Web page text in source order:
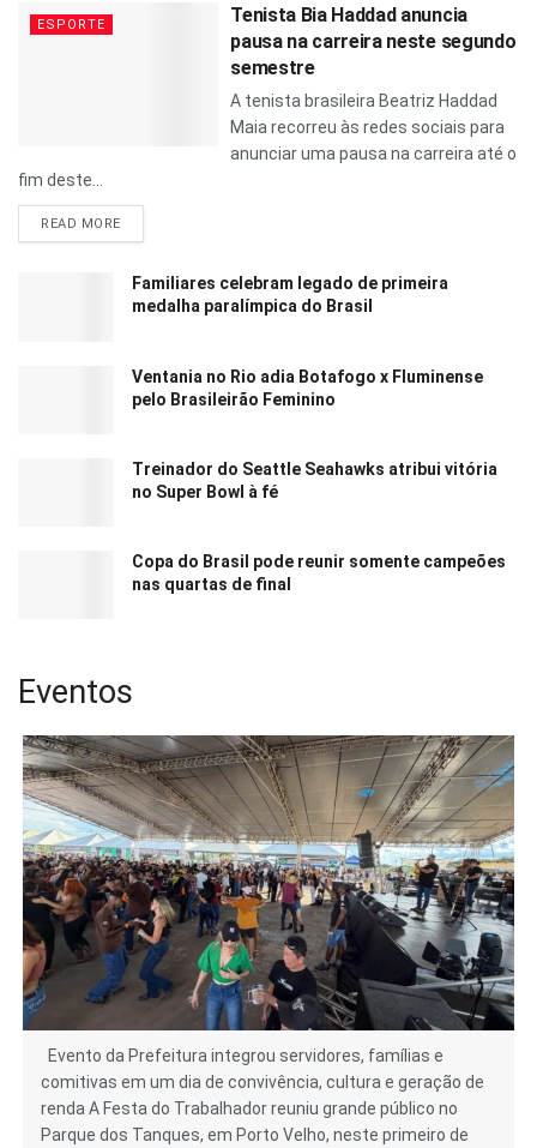
ESPORTE
Tenista Bia Haddad anuncia
pausa na carreira neste segundo
semestre
A tenista brasileira Beatriz Haddad
Maia recorreu às redes sociais para
anunciar uma pausa na carreira até o
fim deste...
READ MORE
Familiares celebram legado de primeira
medalha paralímpica do Brasil
Ventania no Rio adia Botafogo x Fluminense
pelo Brasileirão Feminino
Treinador do Seattle Seahawks atribui vitória
no Super Bowl à fé
Copa do Brasil pode reunir somente campeões
nas quartas de final
Eventos
Evento da Prefeitura integrou servidores, famílias e
comitivas em um dia de convivência, cultura e geração de
renda A Festa do Trabalhador reuniu grande público no
Parque dos Tanques, em Porto Velho, neste primeiro de